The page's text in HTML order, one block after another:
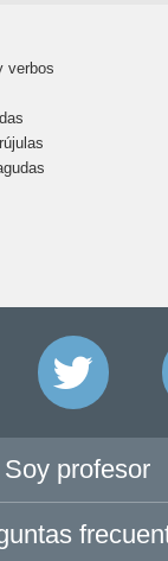
verbos
Soy profesor